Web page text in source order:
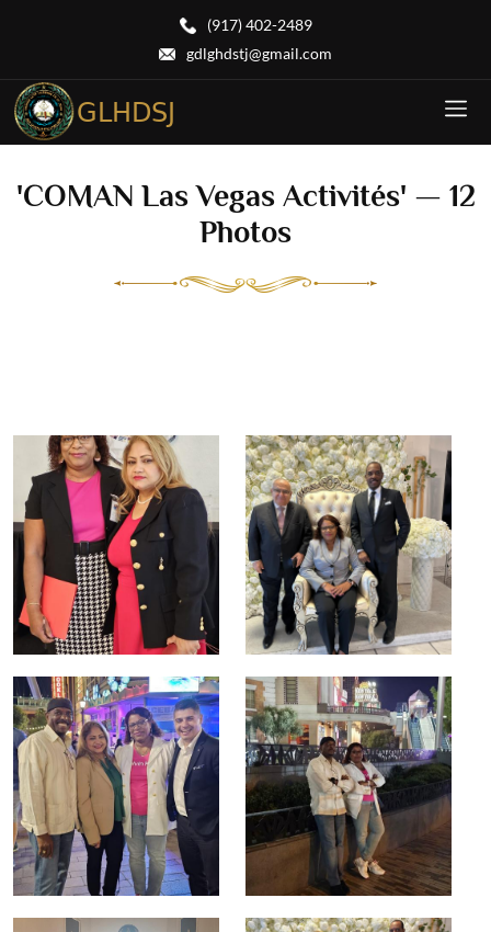
(917) 402-2489
gdlghdstj@gmail.com
'COMAN Las Vegas Activités' — 12
Photos